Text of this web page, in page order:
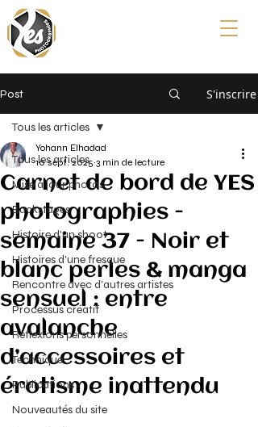
Post S'inscrire
Tous les articles
Mise à jour photos
Backstages
Histoire d'un shoot
Histoires d'une fresque
Rencontre avec d'autres artistes
Processus créatif
Reflexions personnelles
Technique
Publications
Nouveautés du site
Tous les articles
Carnet de bord de YES
photographies -
semaine 37 - Noir et
blanc perles & manga
sensuel : entre
avalanche
d’accessoires et
érotisme inattendu
Yohann Elhadad
10 sept. 2025 3 min de lecture